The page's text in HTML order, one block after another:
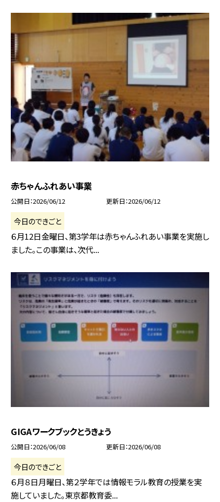
赤ちゃんふれあい事業
公開日 2026/06/12 更新日 2026/06/12
今日のできごと
６月12日金曜日、第3学年は赤ちゃんふれあい事業を実施し
ました。この事業は、次代...
GIGAワークブックとうきょう
公開日 2026/06/08 更新日 2026/06/08
今日のできごと
６月８日月曜日、第２学年では情報モラル教育の授業を実
施していました。東京都教育委...